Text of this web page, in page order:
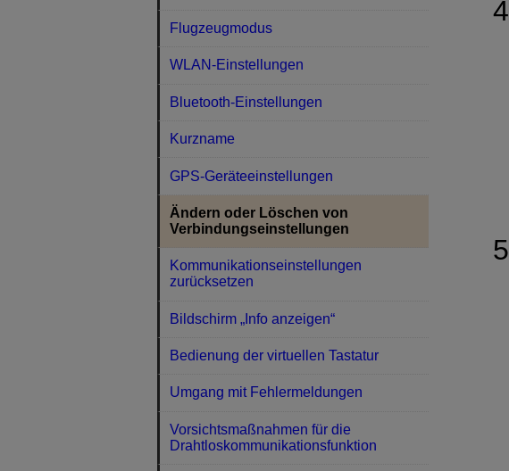
Flugzeugmodus
WLAN-Einstellungen
Bluetooth-Einstellungen
Kurzname
GPS-Geräteeinstellungen
Ändern oder Löschen von
Verbindungseinstellungen
Kommunikationseinstellungen
zurücksetzen
Bildschirm „Info anzeigen“
Bedienung der virtuellen Tastatur
Umgang mit Fehlermeldungen
Vorsichtsmaßnahmen für die
Drahtloskommunikationsfunktion